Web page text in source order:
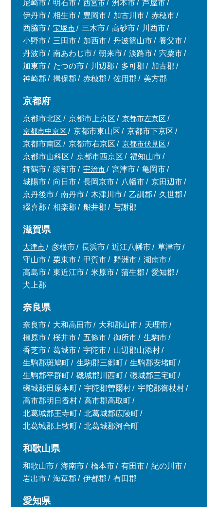
尼崎市 明石市 西宮市 洲本市
芦屋市
伊丹市
相生市 豊岡市 加古川市
赤穂市
西脇市
宝塚市 三木市 高砂市
川西市
小野市
三田市 加西市 丹波篠山市
養父市
丹波市
南あわじ市 朝来市 淡路市
宍粟市
加東市
たつの市 川辺郡 多可郡
加古郡
神崎郡
揖保郡 赤穂郡 佐用郡 美方郡
京都府
京都市北区 京都市上京区
京都市左京区
京都市中京区
京都市東山区
京都市下京区
京都市南区
京都市右京区
京都市伏見区
京都市山科区
京都市西京区
福知山市
舞鶴市
綾部市 宇治市 宮津市
亀岡市
城陽市
向日市 長岡京市 八幡市
京田辺市
京丹後市
南丹市 木津川市 乙訓郡
久世郡
綴喜郡
相楽郡 船井郡 与謝郡
滋賀県
大津市 彦根市 長浜市 近江八幡市
草津市
守山市
栗東市 甲賀市 野洲市
湖南市
高島市
東近江市 米原市 蒲生郡
愛知郡
犬上郡
奈良県
奈良市 大和高田市 大和郡山市
天理市
橿原市
桜井市 五條市 御所市
生駒市
香芝市
葛城市 宇陀市
山辺郡山添村
生駒郡斑鳩町
生駒郡三郷町
生駒郡安堵町
生駒郡平群町
磯城郡川西町
磯城郡三宅町
磯城郡田原本町
宇陀郡曽爾村
宇陀郡御杖村
高市郡明日香村
高市郡高取町
北葛城郡王寺町
北葛城郡広陵町
北葛城郡上牧町
北葛城郡河合町
和歌山県
和歌山市 海南市 橋本市 有田市
紀の川市
岩出市
海草郡 伊都郡 有田郡
愛知県